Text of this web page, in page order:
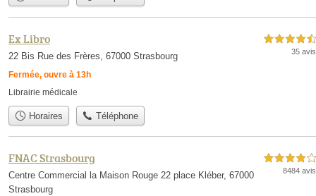
Ex Libro
22 Bis Rue des Frères, 67000 Strasbourg
Fermée, ouvre à 13h
4,5 étoiles sur 5
35 avis
Librairie médicale
Horaires Téléphone
FNAC Strasbourg
Centre Commercial la Maison Rouge 22 place Kléber, 67000
Strasbourg
4,0 étoiles sur 5
8484 avis